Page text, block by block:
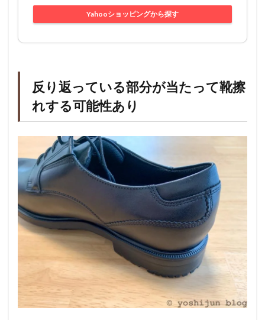
Yahooショッピングから探す
反り返っている部分が当たって靴擦
れする可能性あり